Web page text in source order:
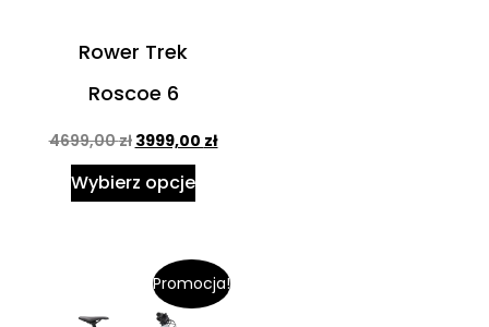
Rower Trek
Roscoe 6
4699,00zł 3999,00 zł
Wybierz opcje
Promocja!